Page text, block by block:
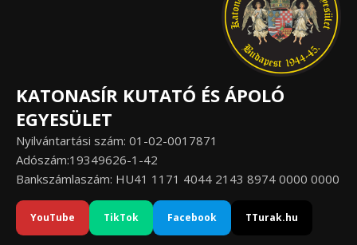
KATONASÍR KUTATÓ ÉS ÁPOLÓ
EGYESÜLET
Nyilvántartási szám: 01-02-0017871
Adószám:19349626-1-42
Bankszámlaszám: HU41 1171 4044 2143 8974 0000 0000
YouTube TikTok Facebook TTurak.hu